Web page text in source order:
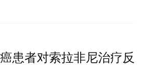
患者对索拉非尼治疗反